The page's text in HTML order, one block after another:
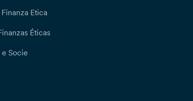
Etica
Éticas
Socie